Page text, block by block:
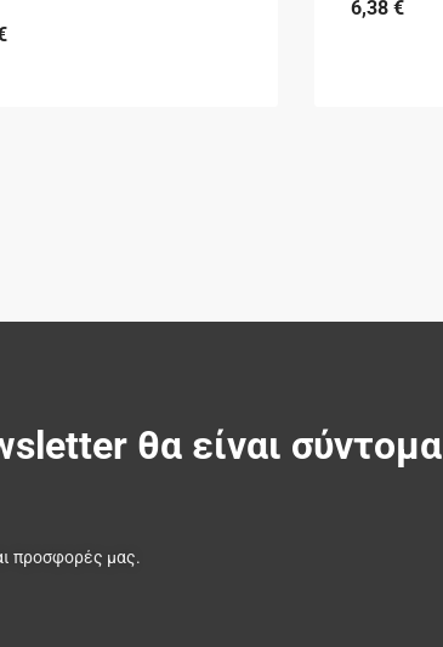
6,38 €
θα είναι σύντομα
προσφορές μας.